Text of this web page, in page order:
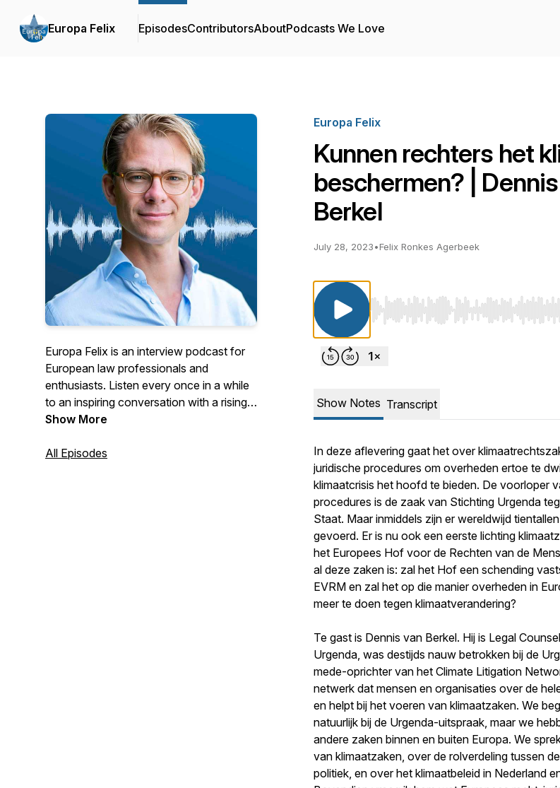
Europa Felix EpisodesContributorsAboutPodcasts We Love
Europa Felix is an interview podcast for
European law professionals and
enthusiasts. Listen every once in a while
to an inspiring conversation with a rising
star, hidden genius or luminary in the field
Follow the show in your favourite
Show More
All Episodes
Europa Felix
Kunnen rechters het
beschermen? |
Berkel
July 28, 2023•Felix Ronkes Agerbeek
Use Left/Right to seek, Home/End
Show Notes Transcript
In deze aflevering gaat het over
juridische procedures om overheden ertoe te
klimaatcrisis het hoofd te bieden. De voorloper
procedures is de zaak van Stichting Urgenda
Staat. Maar inmiddels zijn er wereldwijd
gevoerd. Er is nu ook een eerste lichting
het Europees Hof voor de Rechten van de
al deze zaken is: zal het Hof een schending
EVRM en zal het op die manier overheden in
meer te doen tegen klimaatverandering?
Te gast is Dennis van Berkel. Hij is Legal
Urgenda, was destijds nauw betrokken bij de
mede-oprichter van het Climate Litigation
netwerk dat mensen en organisaties over de
en helpt bij het voeren van klimaatzaken. We
natuurlijk bij de Urgenda-uitspraak, maar we
andere zaken binnen en buiten Europa. We
van klimaatzaken, over de rolverdeling tussen
politiek, en over het klimaatbeleid in Nederland